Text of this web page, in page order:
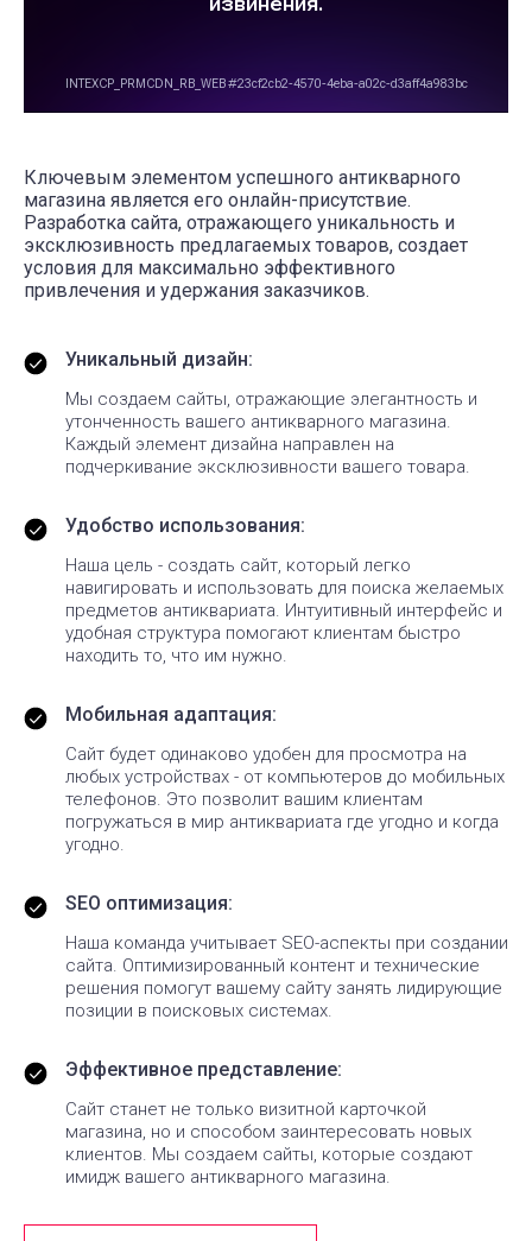
Ключевым элементом успешного антикварного
магазина является его онлайн-присутствие.
Разработка сайта, отражающего уникальность и
эксклюзивность предлагаемых товаров, создает
условия для максимально эффективного
привлечения и удержания заказчиков.
Уникальный дизайн:
Мы создаем сайты, отражающие элегантность и
утонченность вашего антикварного магазина.
Каждый элемент дизайна направлен на
подчеркивание эксклюзивности вашего товара.
Удобство использования:
Наша цель - создать сайт, который легко
навигировать и использовать для поиска желаемых
предметов антиквариата. Интуитивный интерфейс и
удобная структура помогают клиентам быстро
находить то, что им нужно.
Мобильная адаптация:
Сайт будет одинаково удобен для просмотра на
любых устройствах - от компьютеров до мобильных
телефонов. Это позволит вашим клиентам
погружаться в мир антиквариата где угодно и когда
угодно.
SEO оптимизация:
Наша команда учитывает SEO-аспекты при создании
сайта. Оптимизированный контент и технические
решения помогут вашему сайту занять лидирующие
позиции в поисковых системах.
Эффективное представление:
Сайт станет не только визитной карточкой
магазина, но и способом заинтересовать новых
клиентов. Мы создаем сайты, которые создают
имидж вашего антикварного магазина.